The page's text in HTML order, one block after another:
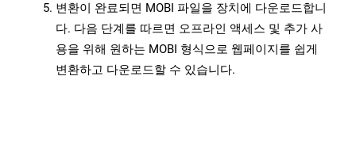
변환이 완료되면 MOBI 파일을 장치에 다운로드합니
다. 다음 단계를 따르면 오프라인 액세스 및 추가 사
용을 위해 원하는 MOBI 형식으로 웹페이지를 쉽게
변환하고 다운로드할 수 있습니다.